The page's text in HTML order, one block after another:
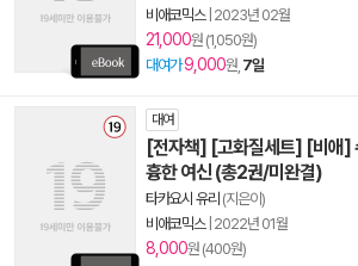
비애코믹스| 2023년 02월
21,000원 (1,050원)
대여가9,000원, 7일
대여
[전자책] [고화질세트] [비애]
흉한 여신 (총2권/미완결)
타카요시 유리 (지은이)
비애코믹스| 2022년 01월
8,000원 (400원)